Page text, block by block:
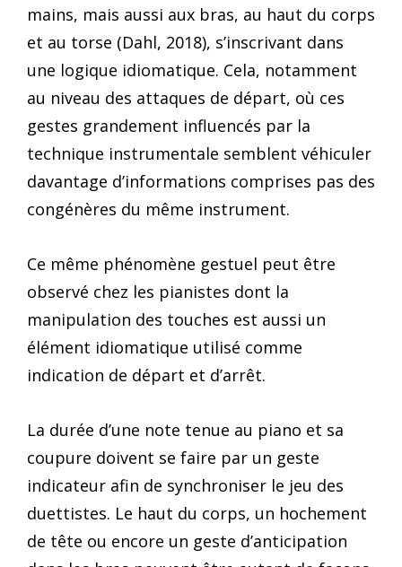
mains, mais aussi aux bras, au haut du corps
et au torse (Dahl, 2018), s’inscrivant dans
une logique idiomatique. Cela, notamment
au niveau des attaques de départ, où ces
gestes grandement influencés par la
technique instrumentale semblent véhiculer
davantage d’informations comprises pas des
congénères du même instrument.
Ce même phénomène gestuel peut être
observé chez les pianistes dont la
manipulation des touches est aussi un
élément idiomatique utilisé comme
indication de départ et d’arrêt.
La durée d’une note tenue au piano et sa
coupure doivent se faire par un geste
indicateur afin de synchroniser le jeu des
duettistes. Le haut du corps, un hochement
de tête ou encore un geste d’anticipation